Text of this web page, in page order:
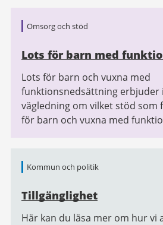
Omsorg och stöd
Lots för barn med
Lots för barn och vuxna med
funktionsnedsättning
vägledning om vilket stöd som
för barn och vuxna med
Kommun och politik
Tillgänglighet
Här kan du läsa mer om hur vi